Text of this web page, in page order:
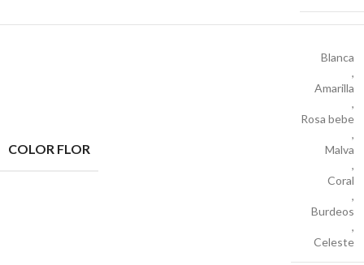
COLOR FLOR
Blanca
,
Amarilla
,
Rosa bebe
,
Malva
,
Coral
,
Burdeos
,
Celeste